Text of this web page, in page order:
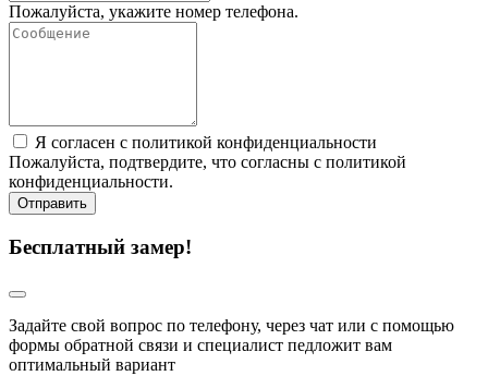
Пожалуйста, укажите номер телефона.
Я согласен с политикой конфиденциальности
Пожалуйста, подтвердите, что согласны с политикой
конфиденциальности.
Отправить
Бесплатный замер!
Задайте свой вопрос по телефону, через чат или с помощью
формы обратной связи и специалист педложит вам
оптимальный вариант